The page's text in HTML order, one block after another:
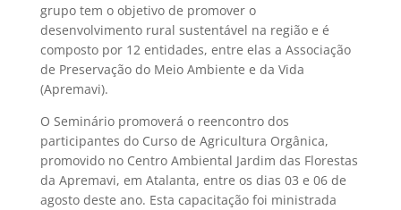
grupo tem o objetivo de promover o
desenvolvimento rural sustentável na região e é
composto por 12 entidades, entre elas a Associação
de Preservação do Meio Ambiente e da Vida
(Apremavi).
O Seminário promoverá o reencontro dos
participantes do Curso de Agricultura Orgânica,
promovido no Centro Ambiental Jardim das Florestas
da Apremavi, em Atalanta, entre os dias 03 e 06 de
agosto deste ano. Esta capacitação foi ministrada